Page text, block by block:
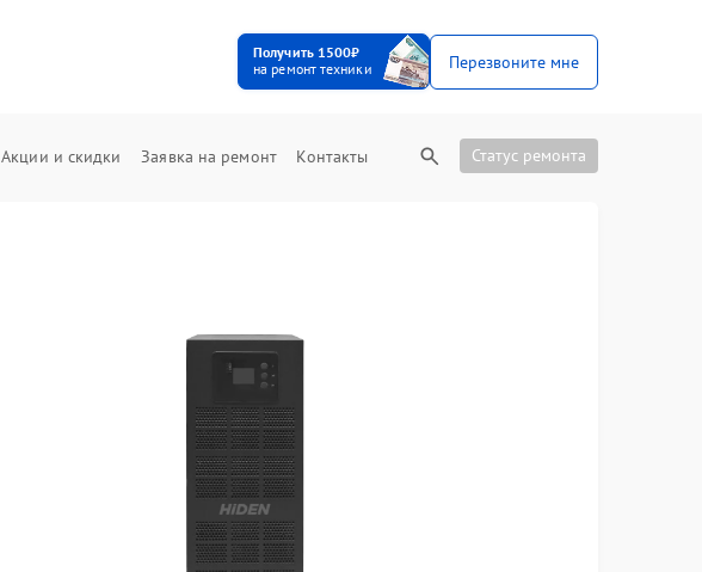
Получить 1500₽
на ремонт техники
Перезвоните мне
Акции и скидки Заявка на ремонт Контакты Статус ремонта